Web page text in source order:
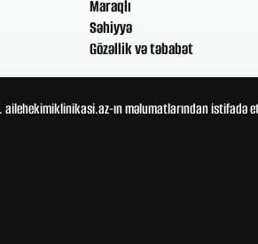
Maraqlı
Səhiyyə
Gözəllik və təbabət
ailehekimiklinikasi.az-ın məlumatlarından